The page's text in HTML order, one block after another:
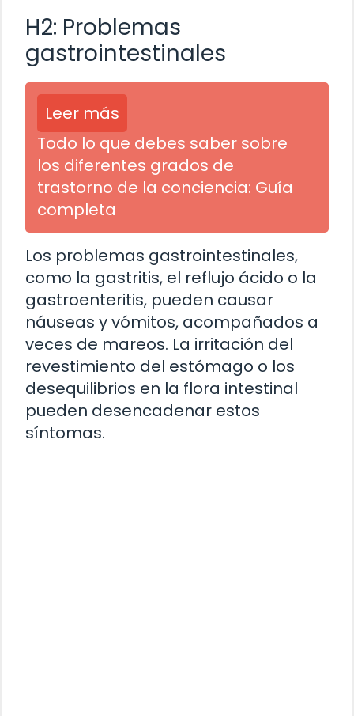
H2: Problemas
gastrointestinales
Leer más
Todo lo que debes saber sobre
los diferentes grados de
trastorno de la conciencia: Guía
completa
Los problemas gastrointestinales,
como la gastritis, el reflujo ácido o la
gastroenteritis, pueden causar
náuseas y vómitos, acompañados a
veces de mareos. La irritación del
revestimiento del estómago o los
desequilibrios en la flora intestinal
pueden desencadenar estos
síntomas.